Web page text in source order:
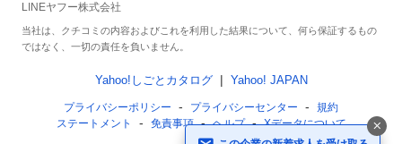
LINEヤフー株式会社
当社は、クチコミの内容およびこれを利用した結果について、何ら保証するもの
ではなく、一切の責任を負いません。
Yahoo!しごとカタログ Yahoo! JAPAN
プライバシーポリシー プライバシーセンター
規約
ステートメント
免責事項 ヘルプ Xデータについて